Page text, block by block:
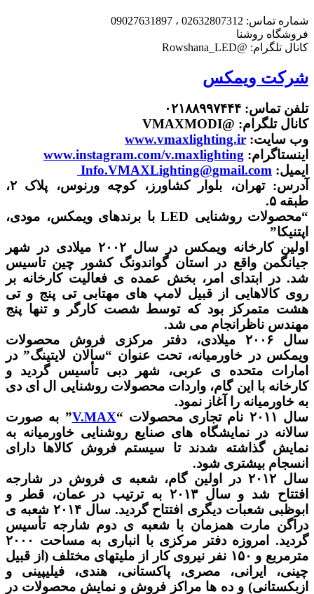
شماره تماس: 02632807312 ، 09027631897
فروشگاه روشنا
کانال تلگرام: @Rowshana_LED
شرکت ویمکس
تلفن تماس: ۰۲۱۸۸۹۹۷۴۴۴
کانال تلگرام: @VMAXMODI
وب سایت: www.vmaxlighting.ir
اینستاگرام: www.instagram.com/v.maxlighting
ایمیل: Info.VMAXLighting@gmail.com
آدرس: تهران، بلوار کشاورز، کوچه ورنوس، پلاک ۲،
طبقه ۵.
“محصولات روشنایی LED با برندهای ویمکس، مودی،
اپتنیکا”
اولین کارخانه ویمکس در سال ۲۰۰۲ میلادی در شهر
جیانگمن واقع در استان گواندونگ کشور چین تاسیس
شد. در ابتدای امر، بخش عمده ی فعالیت کارخانه بر
روی کالاهایی از قبیل لامپ های مهتابی تی پنج و تی
هشت متمرکز بود که توسط شصت کارگر و تنها پنج
مهندس ناظرانجام می شد.
سال ۲۰۰۶ میلادی، دفتر مرکزی فروش محصولات
ویمکس در خاورمیانه، تحت عنوان “سالان لایتینگ” در
امارات متحده ی عربی، شهر دبی تأسیس گردید و
کارخانه با این گام، واردات محصولات روشنایی ال ای دی
به خاورمیانه را آغاز نمود.
سال ۲۰۱۱ نام تجاری محصولات “
V.MAX” به صورت
سالانه در نمایشگاه های صنایع روشنایی خاورمیانه به
نمایش گذاشته شدند تا سیستم فروش کالاها دارای
انسجام بیشتری شود.
سال ۲۰۱۲ در اولین گام، شعبه ی فروش در شارجه
افتتاح شد و سال ۲۰۱۳ به ترتیب در عمان، قطر و
ابوظبی شعبات دیگری افتتاح گردید. سال ۲۰۱۴ شعبه ی
دراگن مارت همزمان با شعبه ی دوم شارجه تأسیس
گردید. امروزه دفتر مرکزی با انباری به مساحت ۲۰۰۰
مترمربع و ۱۵۰ نفر نیروی کار از ملیتهای مختلف (از قبیل
چینی، ایرانی، مصری، پاکستانی، هندی، فیلیپینی و
ازبکستانی) و ده ها مراکز فروش و نمایش محصولات در